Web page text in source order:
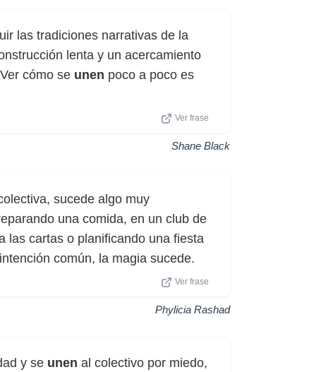
las tradiciones narrativas de la
lenta y un acercamiento
cómo se unen poco a poco es
Ver frase
Shane Black
sucede algo muy
una comida, en un club de
las cartas o planificando una fiesta
común, la magia sucede.
Ver frase
Phylicia Rashad
y se unen al colectivo por miedo,